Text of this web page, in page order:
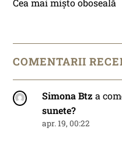
Cea mai mișto oboseală
COMENTARII
Simona Btz a
sunete?
apr. 19, 00:22